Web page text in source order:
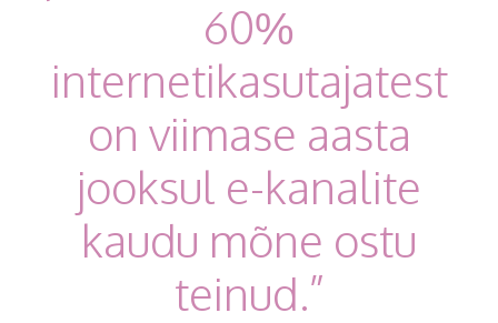
60%
internetikasutajatest
on viimase aasta
jooksul e-kanalite
kaudu mõne ostu
teinud.”